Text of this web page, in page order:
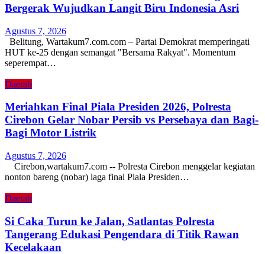
Bergerak Wujudkan Langit Biru Indonesia Asri
Agustus 7, 2026
Belitung, Wartakum7.com.com – Partai Demokrat memperingati
HUT ke-25 dengan semangat "Bersama Rakyat". Momentum
seperempat…
Daerah
Meriahkan Final Piala Presiden 2026, Polresta
Cirebon Gelar Nobar Persib vs Persebaya dan Bagi-
Bagi Motor Listrik
Agustus 7, 2026
Cirebon,wartakum7.com -- Polresta Cirebon menggelar kegiatan
nonton bareng (nobar) laga final Piala Presiden…
Daerah
Si Caka Turun ke Jalan, Satlantas Polresta
Tangerang Edukasi Pengendara di Titik Rawan
Kecelakaan